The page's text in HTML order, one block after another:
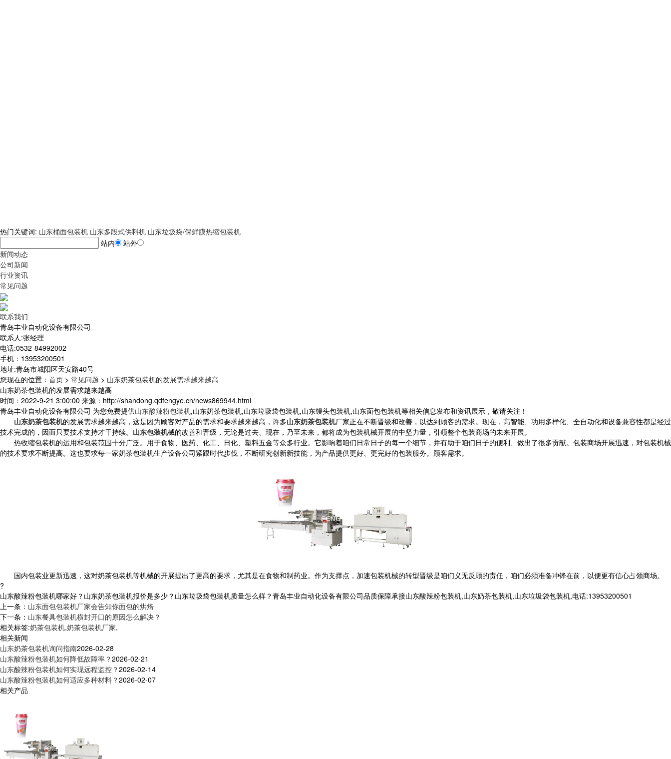
热门关键词: 山东桶面包装机 山东多段式供料机 山东垃圾袋/保鲜膜热缩包装机
站内
站外
新闻动态
公司新闻
行业资讯
常见问题
联系我们
青岛丰业自动化设备有限公司
联系人:张经理
电话:0532-84992002
手机：13953200501
地址:青岛市城阳区天安路40号
您现在的位置 ： 首页 > 常见问题 > 山东奶茶包装机的发展需求越来越高
山东奶茶包装机的发展需求越来越高
时间：2022-9-21 3:00:00 来源：http://shandong.qdfengye.cn/news869944.html
青岛丰业自动化设备有限公司 为您免费提供山东酸辣粉包装机,山东奶茶包装机,山东垃圾袋包装机,山东馒头包装机,山东面包包装机等相关信息发布和资讯展示，敬请关注！
山东奶茶包装机的发展需求越来越高，这是因为顾客对产品的需求和要求越来越高，许多山东奶茶包装机厂家正在不断晋级和改善，以达到顾客的需求。现在，高智能、功用多样化、全自动化和设备兼容性都是经过
技术完成的，因而只要技术支持才干持续。 山东包装机械的改善和晋级，无论是过去、现在，乃至未来，都将成为包装机械开展的中坚力量，引领整个包装商场的未来开展。
热收缩包装机的运用和包装范围十分广泛。用于食物、医药、化工、日化、塑料五金等众多行业。它影响着咱们日常日子的每一个细节，并有助于咱们日子的便利、做出了很多贡献。包装商场开展迅速，对包装机械
的技术要求不断提高。这也要求每一家奶茶包装机生产设备公司紧跟时代步伐，不断研究创新新技能，为产品提供更好、更完好的包装服务。顾客需求。
国内包装业更新迅速，这对奶茶包装机等机械的开展提出了更高的要求，尤其是在食物和制药业。作为支撑点，加速包装机械的转型晋级是咱们义无反顾的责任，咱们必须准备冲锋在前，以便更有信心占领商场。
?
山东酸辣粉包装机哪家好？山东奶茶包装机报价是多少？山东垃圾袋包装机质量怎么样？青岛丰业自动化设备有限公司品质保障承接山东酸辣粉包装机,山东奶茶包装机,山东垃圾袋包装机,电话:13953200501
上一条： 山东面包包装机厂家会告知你面包的烘焙
下一条： 山东餐具包装机横封开口的原因怎么解决？
相关标签:奶茶包装机,奶茶包装机厂家,
相关新闻
山东奶茶包装机询问指南2026-02-28
山东酸辣粉包装机如何降低故障率？2026-02-21
山东酸辣粉包装机如何实现远程监控？2026-02-14
山东酸辣粉包装机如何适应多种材料？2026-02-07
相关产品